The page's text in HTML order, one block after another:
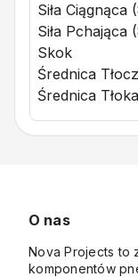
Siła Ciągnąca
Siła Pchająca
Skok
Średnica
Średnica Tłoka
O nas
Nova Projects to
komponentów